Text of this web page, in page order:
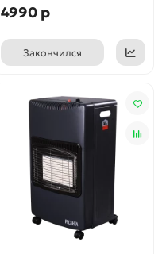
4990 р
Закончился